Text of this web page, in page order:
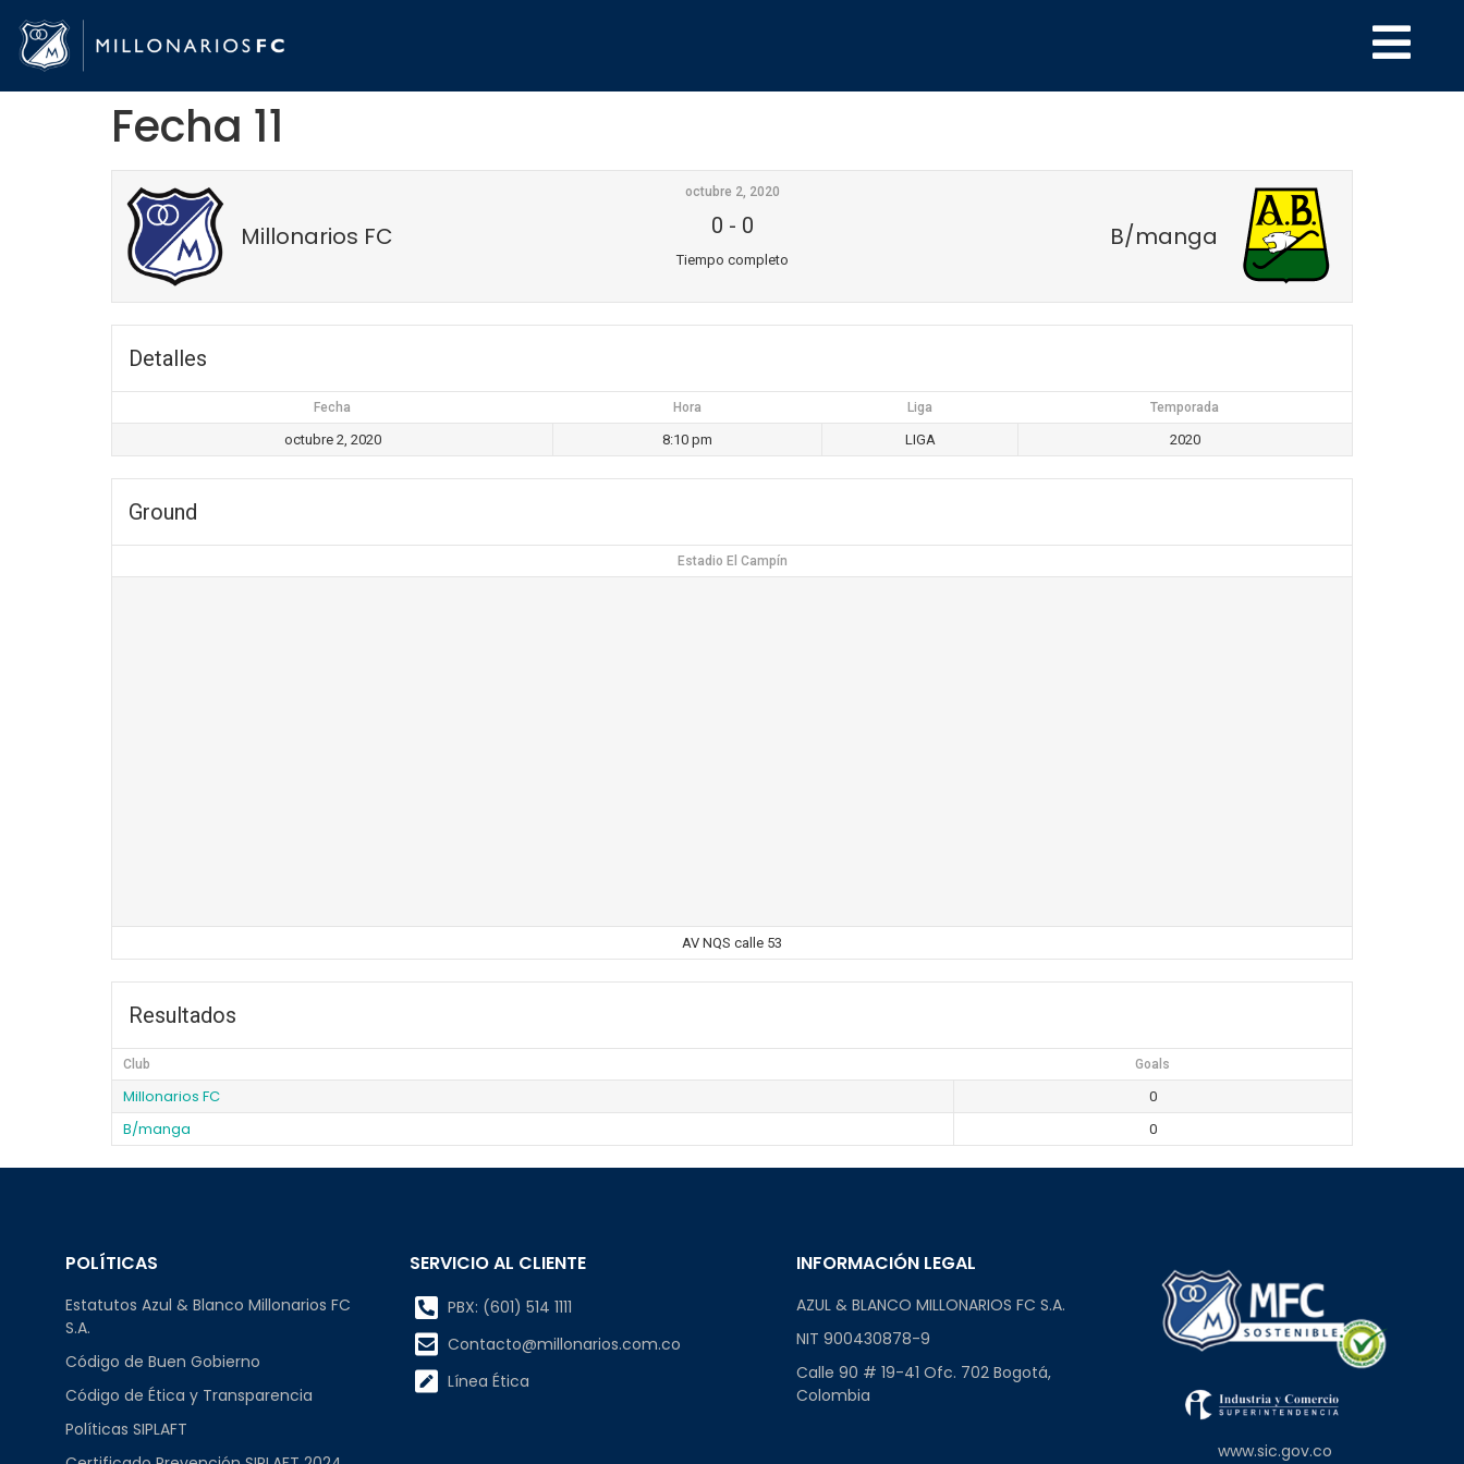
Fecha 11
Millonarios FC B/manga
octubre 2, 2020
0 - 0
Tiempo completo
Detalles
Fecha Hora Liga Temporada
octubre 2, 2020 8:10 pm LIGA 2020
Ground
Estadio El Campín
AV NQS calle 53
Resultados
Club Goals
Millonarios FC 0
B/manga 0
POLÍTICAS
Estatutos Azul & Blanco Millonarios FC
S.A.
Código de Buen Gobierno
Código de Ética y Transparencia
Políticas SIPLAFT
SERVICIO AL CLIENTE
PBX: (601) 514 1111
Contacto@millonarios.com.co
Línea Ética
INFORMACIÓN LEGAL
AZUL & BLANCO MILLONARIOS FC S.A.
NIT 900430878-9
Calle 90 # 19-41 Ofc. 702 Bogotá,
Colombia
www.sic.gov.co